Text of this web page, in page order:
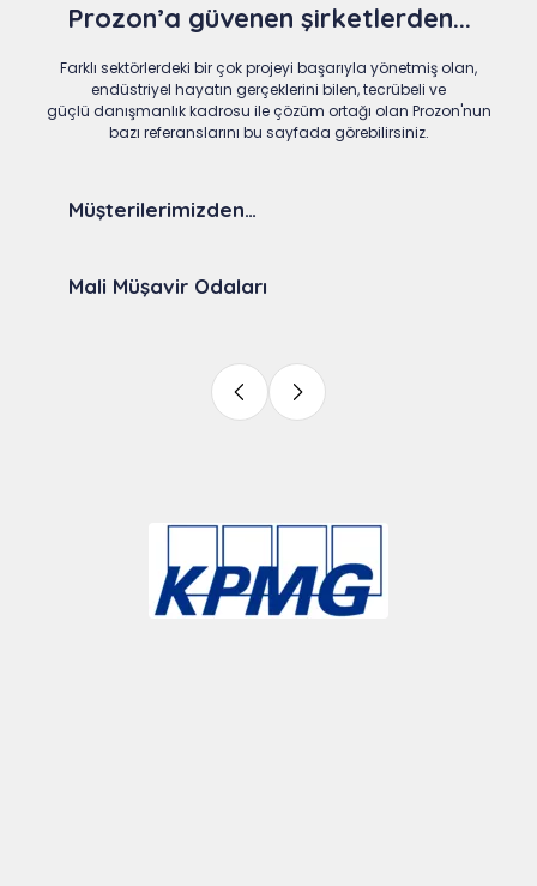
Prozon’a güvenen şirketlerden...
Farklı sektörlerdeki bir çok projeyi başarıyla yönetmiş olan,
endüstriyel hayatın gerçeklerini bilen, tecrübeli ve
güçlü danışmanlık kadrosu ile çözüm ortağı olan Prozon'nun
bazı referanslarını bu sayfada görebilirsiniz.
Müşterilerimizden…
Mali Müşavir Odaları